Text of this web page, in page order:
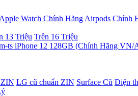
Apple Watch Chính Hãng Airpods Chính
13 Triệu Trên 16 Triệu
iPhone 12 128GB (Chính Hãng VN/
ZIN LG cũ chuẩn ZIN Surface Cũ Điện